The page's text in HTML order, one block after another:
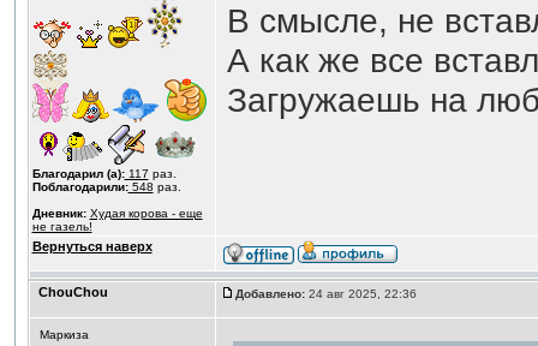
Благодарил (а):117 раз.
Поблагодарили:548 раз.
Дневник: Худая корова - еще
не газель!
В смысле, не
А как же все
Загружаешь на
Вернуться наверх
ChouChou Добавлено:24 авг 2025, 22:36
Маркиза